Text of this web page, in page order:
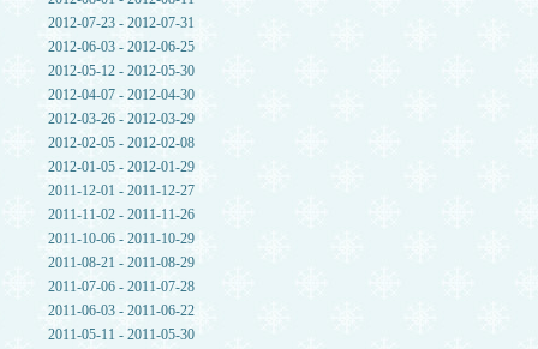
2012-07-23 - 2012-07-31
2012-06-03 - 2012-06-25
2012-05-12 - 2012-05-30
2012-04-07 - 2012-04-30
2012-03-26 - 2012-03-29
2012-02-05 - 2012-02-08
2012-01-05 - 2012-01-29
2011-12-01 - 2011-12-27
2011-11-02 - 2011-11-26
2011-10-06 - 2011-10-29
2011-08-21 - 2011-08-29
2011-07-06 - 2011-07-28
2011-06-03 - 2011-06-22
2011-05-11 - 2011-05-30